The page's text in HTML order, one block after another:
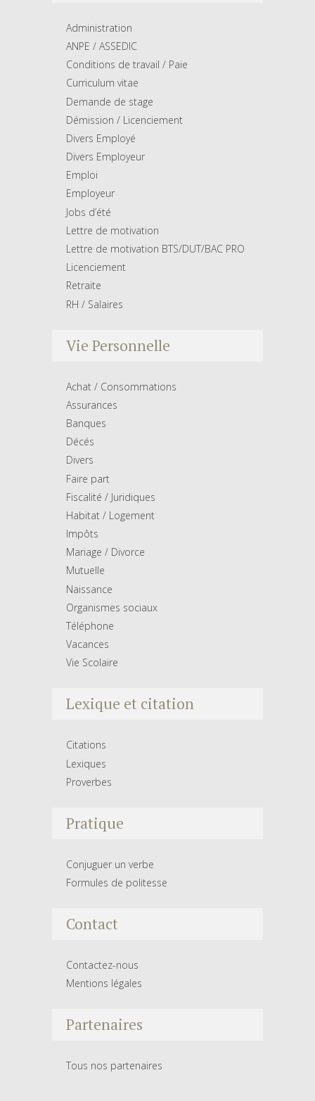
Administration
ANPE / ASSEDIC
Conditions de travail / Paie
Curriculum vitae
Demande de stage
Démission / Licenciement
Divers Employé
Divers Employeur
Emploi
Employeur
Jobs d’été
Lettre de motivation
Lettre de motivation BTS/DUT/BAC PRO
Licenciement
Retraite
RH / Salaires
Vie Personnelle
Achat / Consommations
Assurances
Banques
Décés
Divers
Faire part
Fiscalité / Juridiques
Habitat / Logement
Impôts
Mariage / Divorce
Mutuelle
Naissance
Organismes sociaux
Téléphone
Vacances
Vie Scolaire
Lexique et citation
Citations
Lexiques
Proverbes
Pratique
Conjuguer un verbe
Formules de politesse
Contact
Contactez-nous
Mentions légales
Partenaires
Tous nos partenaires